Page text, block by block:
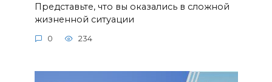
Представьте, что вы оказались в сложной
жизненной ситуации
0 234